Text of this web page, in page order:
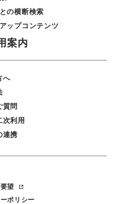
の横断検索
ップコンテンツ
案内
へ
質問
次利用
連携
望
ポリシー